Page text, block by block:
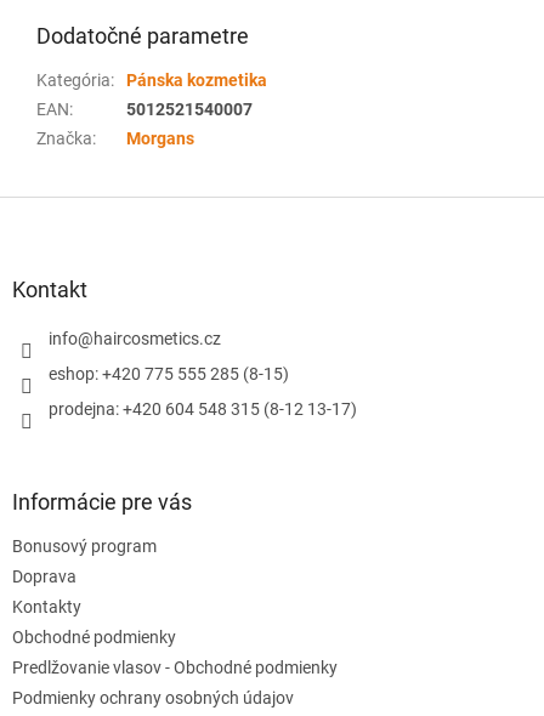
Dodatočné parametre
Kategória:
Pánska kozmetika
EAN:
5012521540007
Značka: Morgans
Kontakt
info@haircosmetics.cz
eshop: +420 775 555 285 (8-15)
prodejna: +420 604 548 315 (8-12 13-17)
Informácie pre vás
Bonusový program
Doprava
Kontakty
Obchodné podmienky
Predlžovanie vlasov - Obchodné podmienky
Podmienky ochrany osobných údajov